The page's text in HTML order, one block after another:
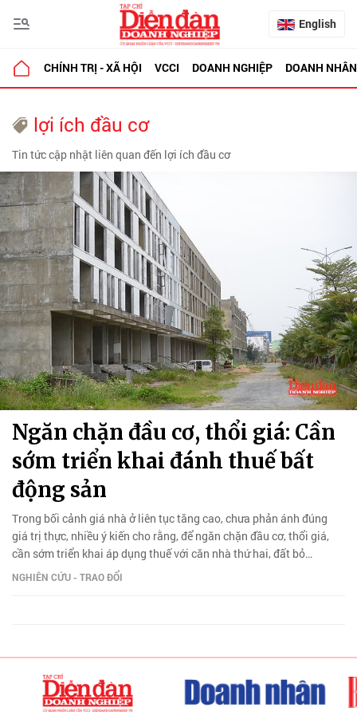
English
CHÍNH TRỊ - XÃ HỘI VCCI DOANH NGHIỆP DOANH NHÂN
lợi ích đầu cơ
Tin tức cập nhật liên quan đến lợi ích đầu cơ
Ngăn chặn đầu cơ, thổi giá: Cần
sớm triển khai đánh thuế bất
động sản
Trong bối cảnh giá nhà ở liên tục tăng cao, chưa phản ánh đúng
giá trị thực, nhiều ý kiến cho rằng, để ngăn chặn đầu cơ, thổi giá,
cần sớm triển khai áp dụng thuế với căn nhà thứ hai, đất bỏ
hoang...
NGHIÊN CỨU - TRAO ĐỔI